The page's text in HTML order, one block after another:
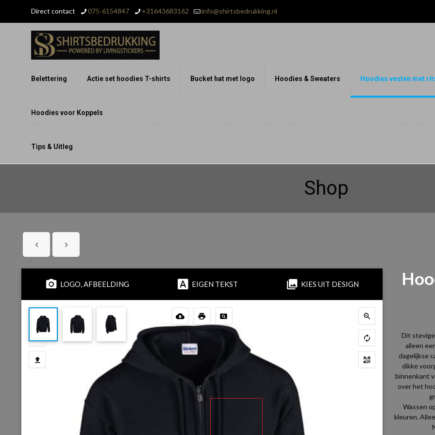
Direct contact 075-6154847 +31643683162 info@shirtsbedrukking.nl
Belettering Actie set hoodies T-shirts Bucket hat met logo Hoodies & Sweaters Hoodies vesten met
Hoodies voor Koppels
Tips & Uitleg
Shop
LOGO, AFBEELDING EIGEN TEKST KIES UIT DESIGN
Dit
alleen
dagelijkse
dikke
binnenkant
over het
Wassen
kleuren.